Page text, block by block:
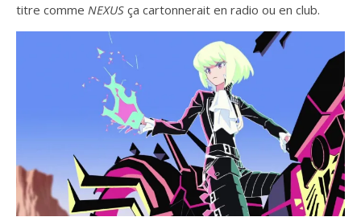
titre comme NEXUS ça cartonnerait en radio ou en club.